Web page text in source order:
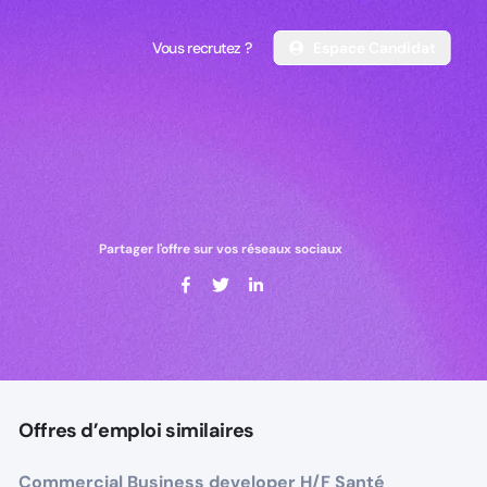
Vous recrutez ?
Vous recrutez ?
Partager l'offre sur vos réseaux sociaux
Offres d’emploi similaires
Commercial Business developer H/F Santé